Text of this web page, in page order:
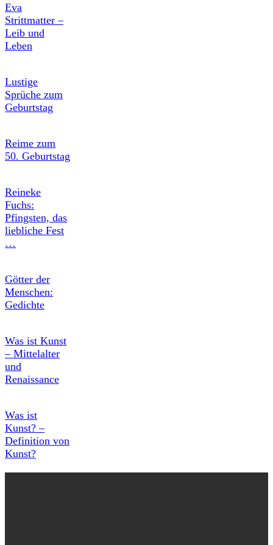
Eva
Strittmatter –
Leib und
Leben
Lustige
Sprüche zum
Geburtstag
Reime zum
50. Geburtstag
Reineke
Fuchs:
Pfingsten, das
liebliche Fest
…
Götter der
Menschen:
Gedichte
Was ist Kunst
– Mittelalter
und
Renaissance
Was ist
Kunst? –
Definition von
Kunst?